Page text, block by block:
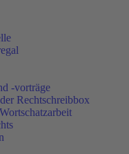
-vorträge
Rechtschreibbox